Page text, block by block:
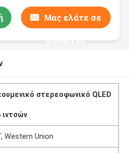
Μας ελάτε σε
επαφή με
στερεοφωνικό QLED
ιντσών
Western Union